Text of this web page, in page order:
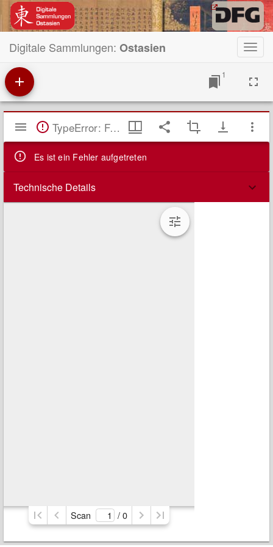
Digitale Sammlungen: Ostasien
1
Mirador
Viewer TypeError: Failed to fetch
Es ist ein Fehler aufgetreten
Technische Details
Scan / 0